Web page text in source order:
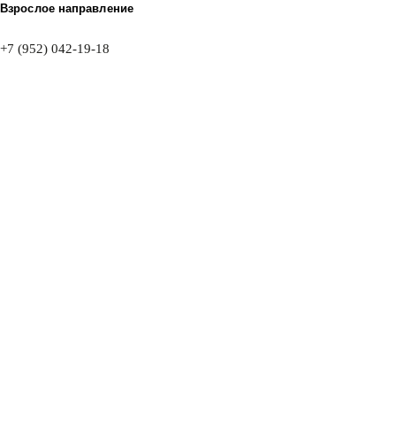
Взрослое направление
+7 (952) 042-19-18